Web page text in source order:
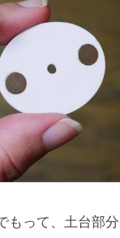
もって、土台部分